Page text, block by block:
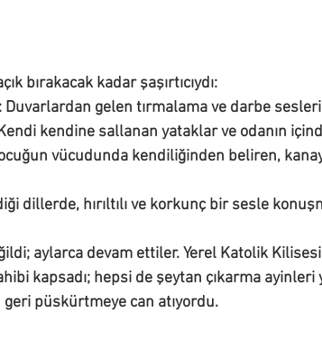
bırakacak kadar şaşırtıcıydı:
Duvarlardan gelen tırmalama ve darbe
kendine sallanan yataklar ve odanın
vücudunda kendiliğinden beliren,
dillerde, hırıltılı ve korkunç bir sesle
aylarca devam ettiler. Yerel Katolik
kapsadı; hepsi de şeytan çıkarma ayinleri
püskürtmeye can atıyordu.